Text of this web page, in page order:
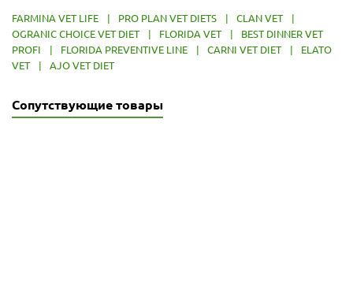
FARMINA VET LIFE PRO PLAN VET DIETS CLAN VET
OGRANIC CHOICE VET DIET
FLORIDA VET
BEST DINNER VET
PROFI
FLORIDA PREVENTIVE LINE CARNI VET DIET
ELATO
VET
AJO VET DIET
Сопутствующие товары